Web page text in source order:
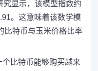
究显示，该模型指数约
。这意味着该数学模
比特币与玉米价格比率
个比特币能够购买越来